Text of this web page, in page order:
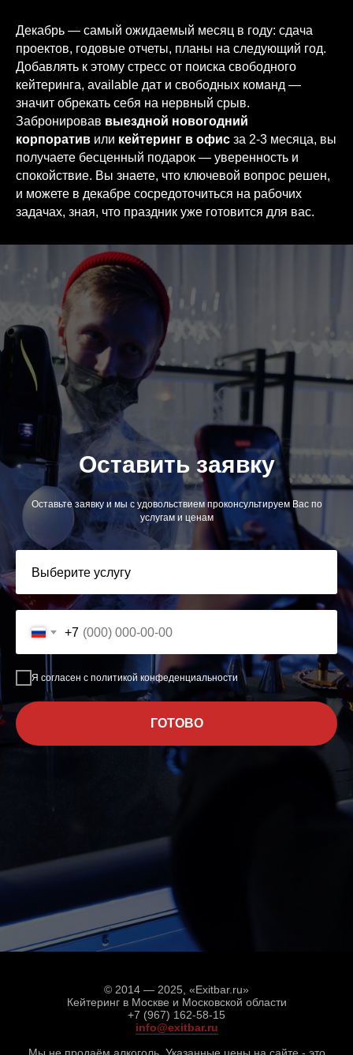
Декабрь — самый ожидаемый месяц в году: сдача
проектов, годовые отчеты, планы на следующий год.
Добавлять к этому стресс от поиска свободного
кейтеринга, available дат и свободных команд —
значит обрекать себя на нервный срыв.
Забронировав выездной новогодний
корпоратив или кейтеринг в офис за 2-3 месяца, вы
получаете бесценный подарок — уверенность и
спокойствие. Вы знаете, что ключевой вопрос решен,
и можете в декабре сосредоточиться на рабочих
задачах, зная, что праздник уже готовится для вас.
Оставить заявку
Оставьте заявку и мы с удовольствием проконсультируем Вас по
услугам и ценам
+7
Я согласен с политикой конфеденциальности
ГОТОВО
© 2014 — 2025, «Exitbar.ru»
Кейтеринг в Москве и Московской области
+7 (967) 162-58-15
info@exitbar.ru